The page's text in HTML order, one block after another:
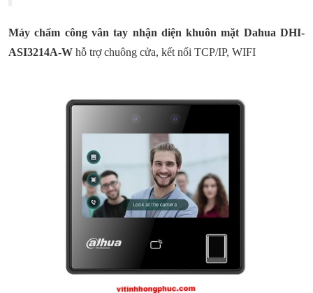
Máy chấm công vân tay nhận diện khuôn mặt Dahua DHI-
ASI3214A-W hỗ trợ chuông cửa, kết nối TCP/IP, WIFI